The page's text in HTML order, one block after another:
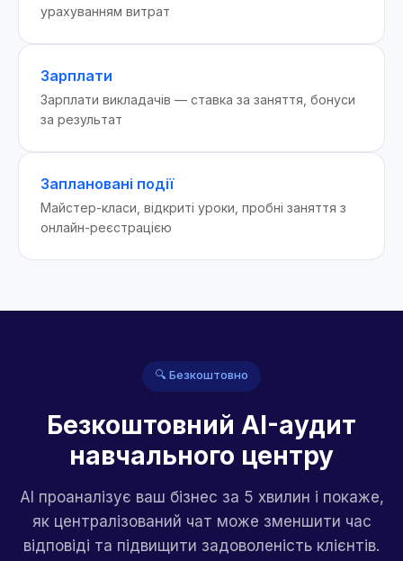
урахуванням витрат
Зарплати
Зарплати викладачів — ставка за заняття, бонуси
за результат
Заплановані події
Майстер-класи, відкриті уроки, пробні заняття з
онлайн-реєстрацією
🔍 Безкоштовно
Безкоштовний AI-аудит
навчального центру
AI проаналізує ваш бізнес за 5 хвилин і покаже,
як централізований чат може зменшити час
відповіді та підвищити задоволеність клієнтів.